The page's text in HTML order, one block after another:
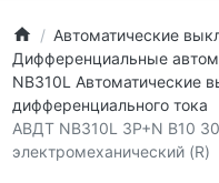
Автоматические
Дифференциальные
NB310L Автоматические
дифференциального тока
АВДТ NB310L 3P+N B10
электромеханический (R)